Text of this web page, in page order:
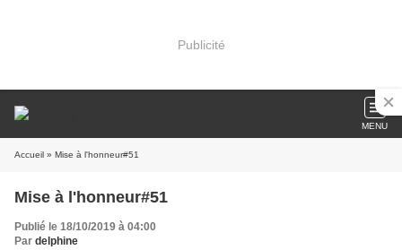
Publicité
MENU
Accueil » Mise à l'honneur#51
Mise à l'honneur#51
Publié le 18/10/2019 à 04:00
Par delphine